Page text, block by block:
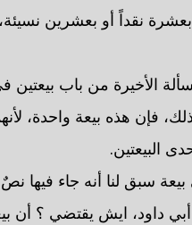
نقداً أو بعشرين نسيئة،
الأخيرة من باب بيعتين
فإن هذه بيعة واحدة،
البيعتين.
بيعة سبق لنا أنه جاء فيها
داود، ايش يقتضي ؟ أن